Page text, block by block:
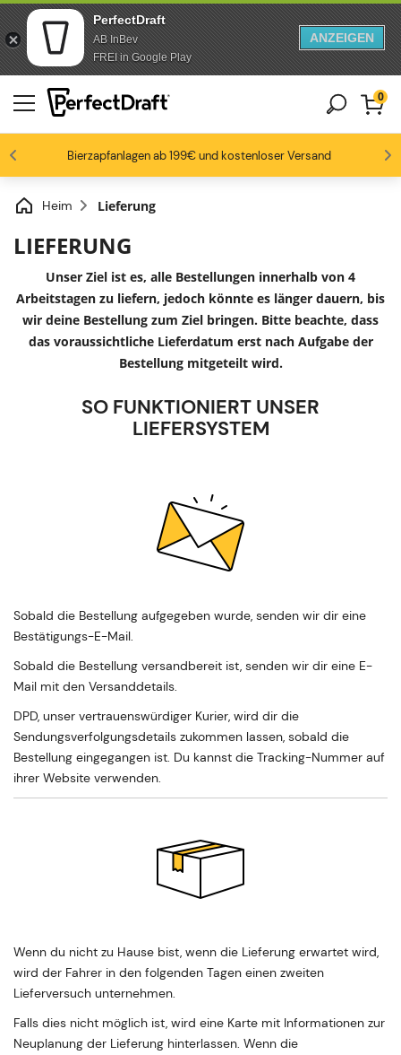
PerfectDraft
AB InBev
FREI in Google Play
ANZEIGEN
Zum Inhalt springen
Zur Fußzeile springen
Bierzapfanlagen ab 199€ und kostenloser Versand
-15% ab 3 Fässen, -20% ab 6 Fässern
Bis zu -20% auf ausgewählte Packs
Bierbegeisterte lieben uns 4.6/5
0
Heim Lieferung
LIEFERUNG
Unser Ziel ist es, alle Bestellungen innerhalb von 4
Arbeitstagen zu liefern, jedoch könnte es länger dauern, bis
wir deine Bestellung zum Ziel bringen. Bitte beachte, dass
das voraussichtliche Lieferdatum erst nach Aufgabe der
Bestellung mitgeteilt wird.
SO FUNKTIONIERT UNSER
LIEFERSYSTEM
Sobald die Bestellung aufgegeben wurde, senden wir dir eine
Bestätigungs-E-Mail.
Sobald die Bestellung versandbereit ist, senden wir dir eine E-
Mail mit den Versanddetails.
DPD, unser vertrauenswürdiger Kurier, wird dir die
Sendungsverfolgungsdetails zukommen lassen, sobald die
Bestellung eingegangen ist. Du kannst die Tracking-Nummer auf
ihrer Website verwenden.
Wenn du nicht zu Hause bist, wenn die Lieferung erwartet wird,
wird der Fahrer in den folgenden Tagen einen zweiten
Lieferversuch unternehmen.
Falls dies nicht möglich ist, wird eine Karte mit Informationen zur
Neuplanung der Lieferung hinterlassen. Wenn die